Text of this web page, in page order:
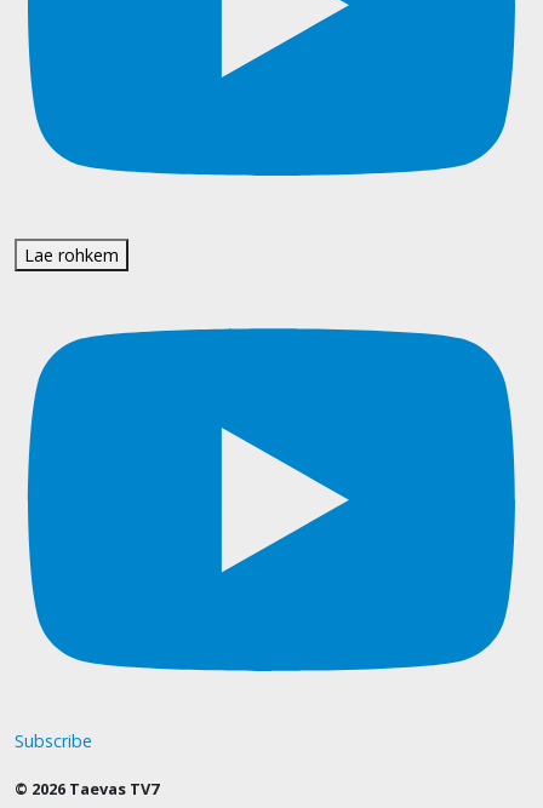
Lae rohkem
Subscribe
© 2026 Taevas TV7